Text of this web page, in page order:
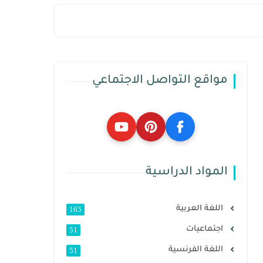
مواقع التواصل الاجتماعي
المواد الدراسية
اللغة العربية 165
اجتماعيات 51
اللغة الفرنسية 51